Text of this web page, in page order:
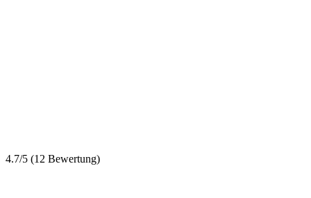
4.7/5 (12 Bewertung)